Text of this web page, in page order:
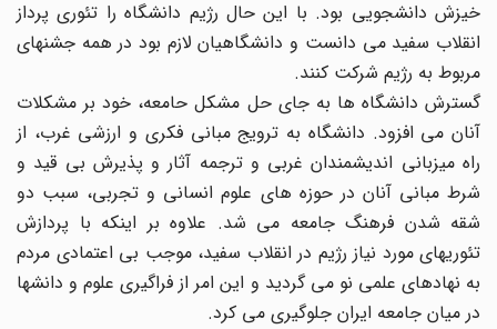
خیزش دانشجویی بود. با این حال رژیم دانشگاه را تئوری پرداز
انقلاب سفید می دانست و دانشگاهیان لازم بود در همه جشنهای
مربوط به رژیم شرکت کنند.
گسترش دانشگاه ها به جای حل مشکل حامعه، خود بر مشکلات
آنان می افزود. دانشگاه به ترویج مبانی فکری و ارزشی غرب، از
راه میزبانی اندیشمندان غربی و ترجمه آثار و پذیرش بی قید و
شرط مبانی آنان در حوزه های علوم انسانی و تجربی، سبب دو
شقه شدن فرهنگ جامعه می شد. علاوه بر اینکه با پردازش
تئوریهای مورد نیاز رژیم در انقلاب سفید، موجب بی اعتمادی مردم
به نهادهای علمی نو می گردید و این امر از فراگیری علوم و دانشها
در میان جامعه ایران جلوگیری می کرد.